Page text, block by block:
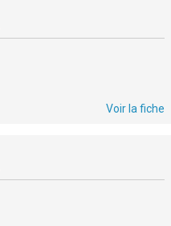
Voir la fiche